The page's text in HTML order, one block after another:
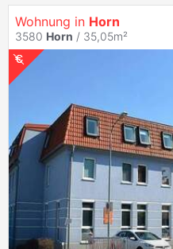
Wohnung in Horn
3580 Horn / 35,05m²